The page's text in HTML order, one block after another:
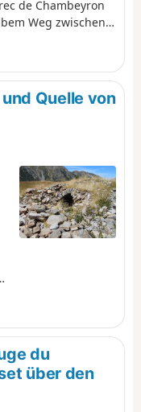
de Chambeyron
Weg zwischen
Route mit
auf über 3000
man befindet
Quelle von
du
über den